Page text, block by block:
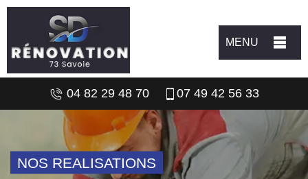
MENU
04 82 29 48 70 07 49 42 56 33
NOS REALISATIONS